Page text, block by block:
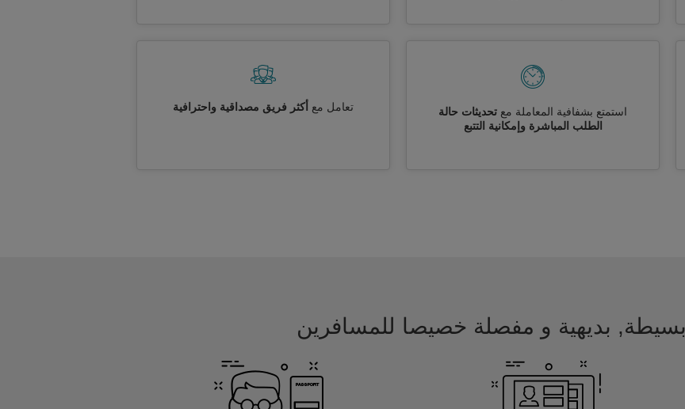
استمتع بشفافية المعاملة مع تحديثات حالة
الطلب المباشرة وإمكانية التتبع
تعامل مع أكثر فريق مصداقية واحترافية